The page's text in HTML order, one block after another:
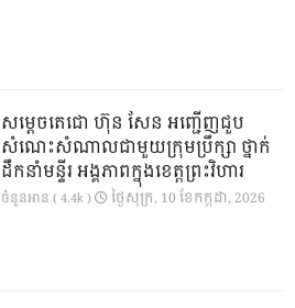
សម្តេចតេជោ ហ៊ុន សែន អញ្ជើញជួប
សំណេះសំណាលជាមួយក្រុមប្រឹក្សា ថ្នាក់
ដឹកនាំមន្ទីរ អង្គភាពក្នុងខេត្តព្រះវិហារ
ចំនួនអាន ( 4.4k ) ថ្ងៃ​សុក្រ, 10 ខែ​កក្កដា, 2026